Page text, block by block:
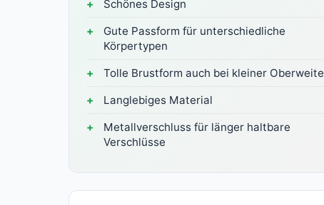
Schönes Design
Gute Passform für unterschiedliche
Körpertypen
Tolle Brustform auch bei kleiner Oberweite
Langlebiges Material
Metallverschluss für länger haltbare
Verschlüsse